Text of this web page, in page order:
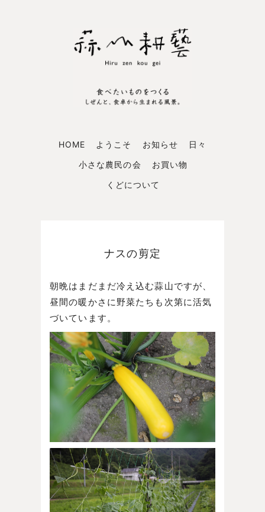
HOME ようこそ お知らせ
日々
小さな農民の会
お買い物
くどについて
ナスの剪定
朝晩はまだまだ冷え込む蒜山ですが、
昼間の暖かさに野菜たちも次第に活気
づいています。